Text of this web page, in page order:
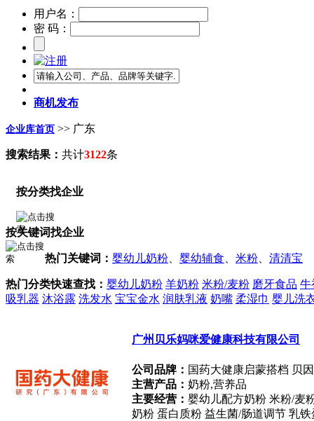
用户名：
密 码：
商机发布
企业库首页 >> 广东
搜索结果： 共计3122条
按分类找企业
按关键词找企业
热门关键词： 婴幼儿奶粉 婴幼辅食 米粉 清清宝
热门分类快速查找： 婴幼儿奶粉 羊奶粉 米粉/麦粉 磨牙食品 牛
吸乳器 沐浴露 洗发水 宝宝金水 润肤乳液 奶嘴 柔湿巾 婴儿洗
广州贝乐妈咪爱健康科技有限公司
公司品牌： 国药大健康启蒙搭档 贝
主营产品： 奶粉,营养品
主要经营： 婴幼儿配方奶粉 米粉/麦
奶粉 蛋白质粉 益生菌/肠道调节 乳